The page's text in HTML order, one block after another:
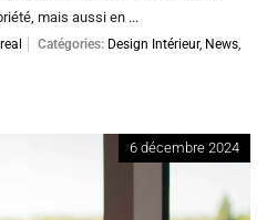
mais aussi en ...
Catégories: Design Intérieur, News,
6 décembre 2024